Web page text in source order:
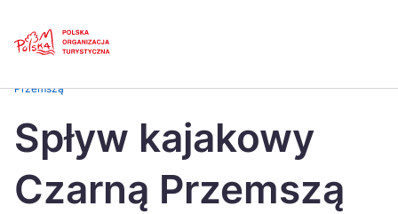
Česká
Dansk
Przemszą
Spływ kajakowy
Czarną Przemszą